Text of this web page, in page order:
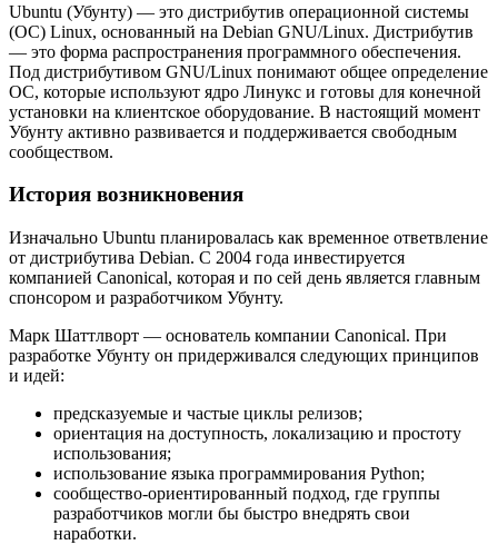
Ubuntu (Убунту) — это дистрибутив операционной системы
(ОС) Linux, основанный на Debian GNU/Linux. Дистрибутив
— это форма распространения программного обеспечения.
Под дистрибутивом GNU/Linux понимают общее определение
ОС, которые используют ядро Линукс и готовы для конечной
установки на клиентское оборудование. В настоящий момент
Убунту активно развивается и поддерживается свободным
сообществом.
История возникновения
Изначально Ubuntu планировалась как временное ответвление
от дистрибутива Debian. С 2004 года инвестируется
компанией Canonical, которая и по сей день является главным
спонсором и разработчиком Убунту.
Марк Шаттлворт — основатель компании Canonical. При
разработке Убунту он придерживался следующих принципов
и идей:
предсказуемые и частые циклы релизов;
ориентация на доступность, локализацию и простоту
использования;
использование языка программирования Python;
сообщество-ориентированный подход, где группы
разработчиков могли бы быстро внедрять свои
наработки.